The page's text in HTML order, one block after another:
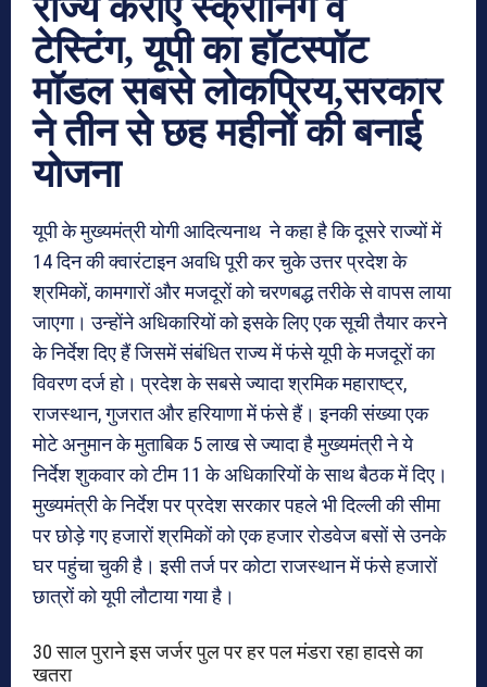
टेस्टिंग,यूपी का हॉटस्पॉट
मॉडल सबसे लोकप्रिय,सरकार
ने तीन से छह महीनों की बनाई
योजना
यूपी के मुख्यमंत्री योगी आदित्यनाथ ने कहा है कि दूसरे राज्यों में
14 दिन की क्वारंटाइन अवधि पूरी कर चुके उत्तर प्रदेश के
श्रमिकों, कामगारों और मजदूरों को चरणबद्ध तरीके से वापस लाया
जाएगा। उन्होंने अधिकारियों को इसके लिए एक सूची तैयार करने
के निर्देश दिए हैं जिसमें संबंधित राज्य में फंसे यूपी के मजदूरों का
विवरण दर्ज हो। प्रदेश के सबसे ज्यादा श्रमिक महाराष्ट्र,
राजस्थान, गुजरात और हरियाणा में फंसे हैं। इनकी संख्या एक
मोटे अनुमान के मुताबिक 5 लाख से ज्यादा है मुख्यमंत्री ने ये
निर्देश शुकवार को टीम 11 के अधिकारियों के साथ बैठक में दिए।
मुख्यमंत्री के निर्देश पर प्रदेश सरकार पहले भी दिल्ली की सीमा
पर छोड़े गए हजारों श्रमिकों को एक हजार रोडवेज बसों से उनके
घर पहुंचा चुकी है। इसी तर्ज पर कोटा राजस्थान में फंसे हजारों
छात्रों को यूपी लौटाया गया है।
30 साल पुराने इस जर्जर पुल पर हर पल मंडरा रहा हादसे का
खतरा